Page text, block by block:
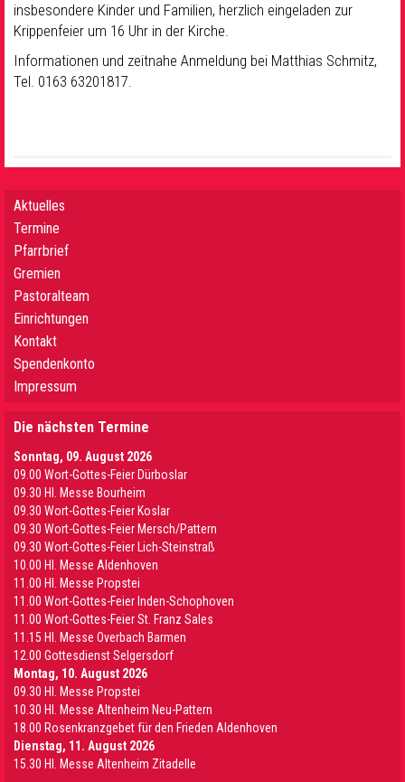
insbesondere Kinder und Familien, herzlich eingeladen zur
Krippenfeier um 16 Uhr in der Kirche.
Informationen und zeitnahe Anmeldung bei Matthias Schmitz,
Tel. 0163 63201817.
Aktuelles
Termine
Pfarrbrief
Gremien
Pastoralteam
Einrichtungen
Kontakt
Spendenkonto
Impressum
Die nächsten Termine
Sonntag, 09. August 2026
09.00 Wort-Gottes-Feier Dürboslar
09.30 HI. Messe Bourheim
09.30 Wort-Gottes-Feier Koslar
09.30 Wort-Gottes-Feier Mersch/Pattern
09.30 Wort-Gottes-Feier Lich-Steinstraß
10.00 Hl. Messe Aldenhoven
11.00 Hl. Messe Propstei
11.00 Wort-Gottes-Feier Inden-Schophoven
11.00 Wort-Gottes-Feier St. Franz Sales
11.15 Hl. Messe Overbach Barmen
12.00 Gottesdienst Selgersdorf
Montag, 10. August 2026
09.30 Hl. Messe Propstei
10.30 Hl. Messe Altenheim Neu-Pattern
18.00 Rosenkranzgebet für den Frieden Aldenhoven
Dienstag, 11. August 2026
15.30 Hl. Messe Altenheim Zitadelle